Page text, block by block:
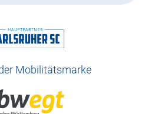
Mobilitätsmarke